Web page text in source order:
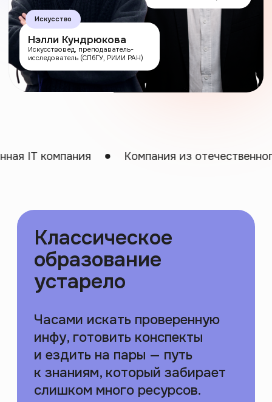
Компания из отечественного реестра ПО
Классическое
образование
устарело
слишком много ресурсов.
в университете — усвоить за 8
Поэтому мы нашли
другой путь...